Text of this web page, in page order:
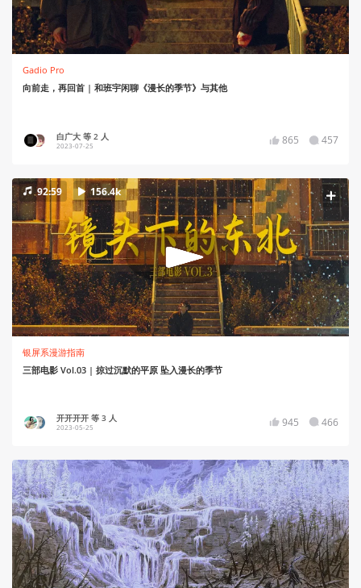
Gadio Pro
向前走，再回首 | 和班宇闲聊《漫长的季节》与其他
白广大 等 2 人
2023-07-25 865 457
92:59 156.4k
银屏系漫游指南
三部电影 Vol.03 | 掠过沉默的平原 坠入漫长的季节
开开开开 等 3 人
2023-05-25 945 466